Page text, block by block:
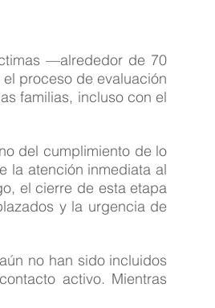
—alrededor de 70
proceso de evaluación
familias, incluso con el
del cumplimiento de lo
la atención inmediata al
el cierre de esta etapa
y la urgencia de
no han sido incluidos
activo. Mientras